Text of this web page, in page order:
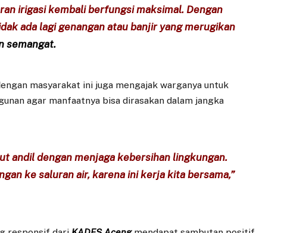
irigasi kembali berfungsi maksimal. Dengan
ada lagi genangan atau banjir yang merugikan
semangat.
masyarakat ini juga mengajak warganya untuk
agar manfaatnya bisa dirasakan dalam jangka
andil dengan menjaga kebersihan lingkungan.
ke saluran air, karena ini kerja kita bersama,”